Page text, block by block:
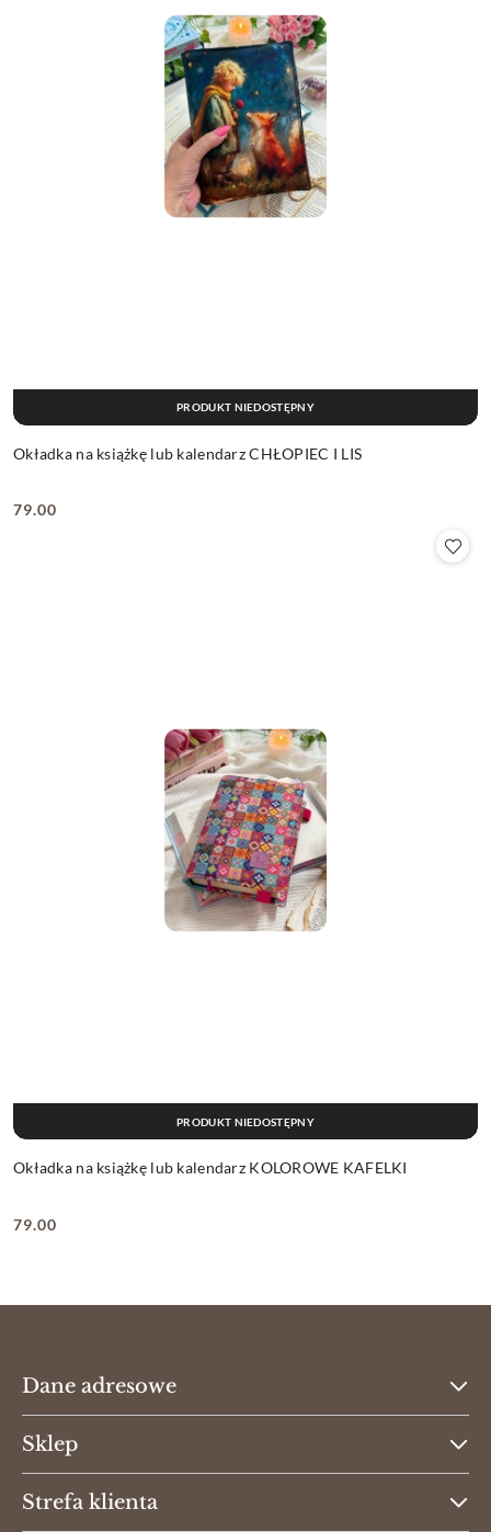
Okładka na książkę lub kalendarz CHŁOPIEC I LIS
Cena:
79.00
PRODUKT NIEDOSTĘPNY
Okładka na książkę lub kalendarz KOLOROWE KAFELKI
Cena:
79.00
PRODUKT NIEDOSTĘPNY
Dane adresowe
Sklep
Strefa klienta